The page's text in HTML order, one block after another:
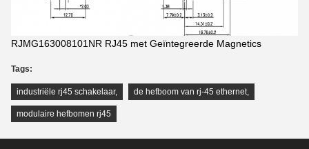
RJMG163008101NR RJ45 met Geïntegreerde Magnetics
Tags:
industriële rj45 schakelaar, de hefboom van rj-45 ethernet,
modulaire hefbomen rj45